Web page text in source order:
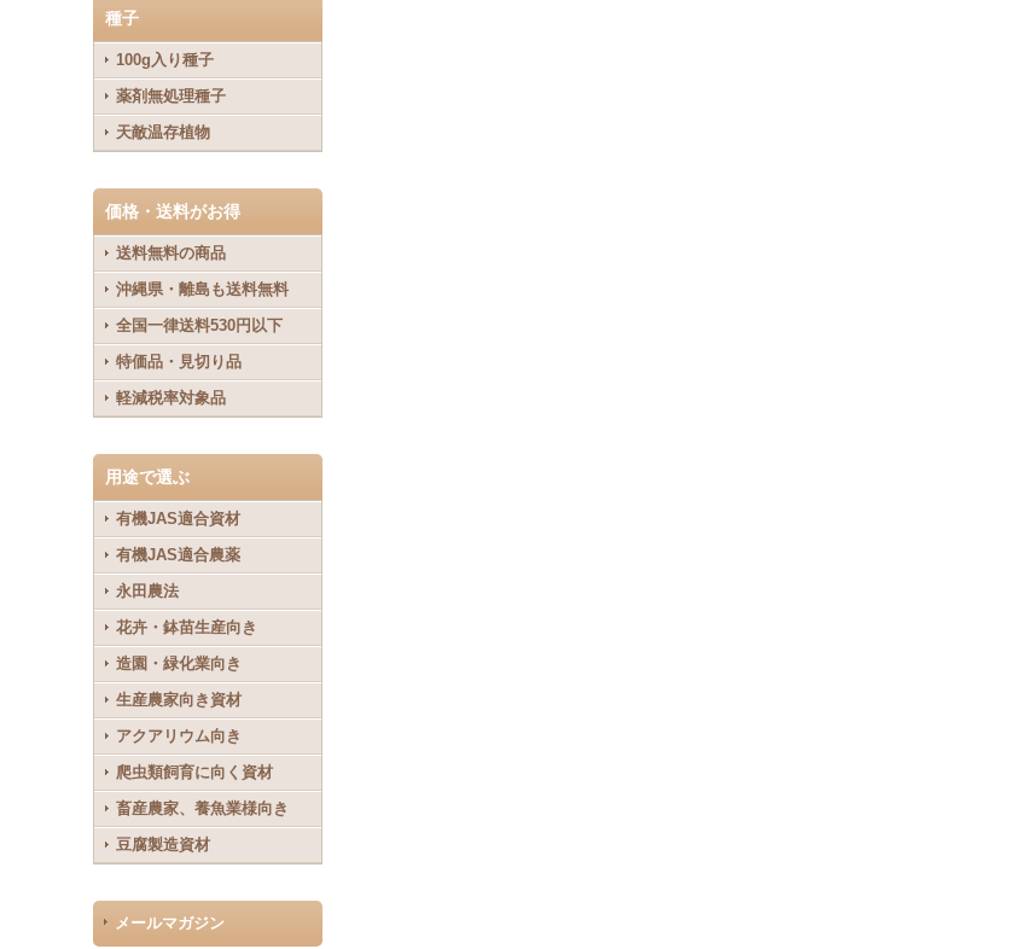
種子
100g入り種子
薬剤無処理種子
天敵温存植物
価格・送料がお得
送料無料の商品
沖縄県・離島も送料無料
全国一律送料530円以下
特価品・見切り品
軽減税率対象品
用途で選ぶ
有機JAS適合資材
有機JAS適合農薬
永田農法
花卉・鉢苗生産向き
造園・緑化業向き
生産農家向き資材
アクアリウム向き
爬虫類飼育に向く資材
畜産農家、養魚業様向き
豆腐製造資材
メールマガジン